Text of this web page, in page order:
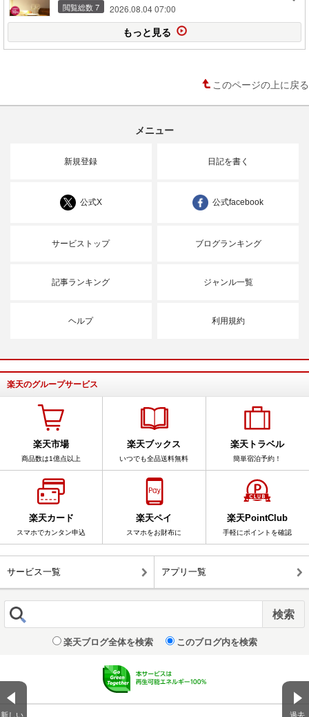
新しい 過去
閲覧総数 7 2026.08.04 07:00
もっと見る
このページの上に戻る
メニュー
新規登録 日記を書く
公式X 公式facebook
サービストップ ブログランキング
記事ランキング ジャンル一覧
ヘルプ 利用規約
楽天のグループサービス
楽天市場
商品数は1億点以上
楽天ブックス
いつでも全品送料無料
楽天トラベル
簡単宿泊予約！
楽天カード
スマホでカンタン申込
楽天ペイ
スマホをお財布に
楽天PointClub
手軽にポイントを確認
サービス一覧 アプリ一覧
楽天ブログ全体を検索 このブログ内を検索